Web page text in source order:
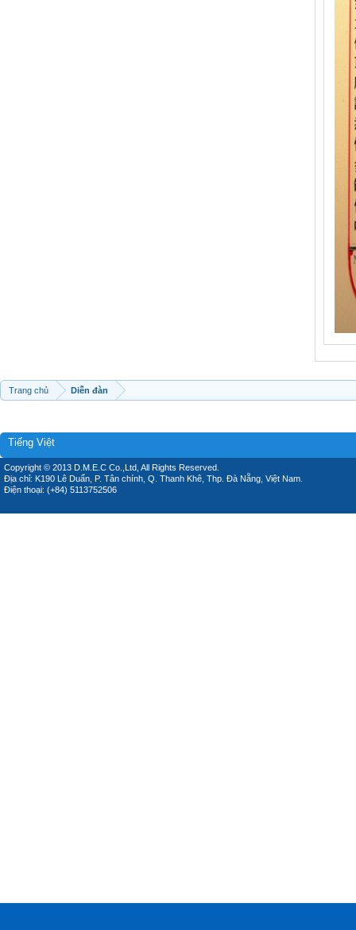
Trang chủ Diễn đàn
Tiếng Việt
Copyright © 2013 D.M.E.C Co.,Ltd, All Rights Reserved.
Địa chỉ: K190 Lê Duẩn, P. Tân chính, Q. Thanh Khê, Thp. Đà Nẵng, Việt Nam.
Điện thoại: (+84) 5113752506